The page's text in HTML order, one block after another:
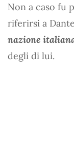
Non a caso fu
riferirsi a
nazione
degli di lui.